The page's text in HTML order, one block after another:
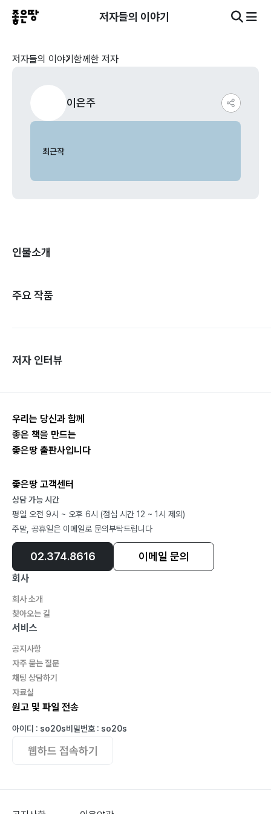
저자들의 이야기
저자들의 이야기 함께한 저자
이은주
최근작
인물소개
주요 작품
저자 인터뷰
우리는 당신과 함께
좋은 책을 만드는
좋은땅 출판사입니다
좋은땅 고객센터
상담 가능 시간
평일 오전 9시 ~ 오후 6시 (점심 시간 12 ~ 1시 제외)
주말, 공휴일은 이메일로 문의부탁드립니다
02.374.8616 이메일 문의
회사
회사 소개
찾아오는 길
서비스
공지사항
자주 묻는 질문
채팅 상담하기
자료실
원고 및 파일 전송
아이디 : so20s비밀번호 : so20s
웹하드 접속하기